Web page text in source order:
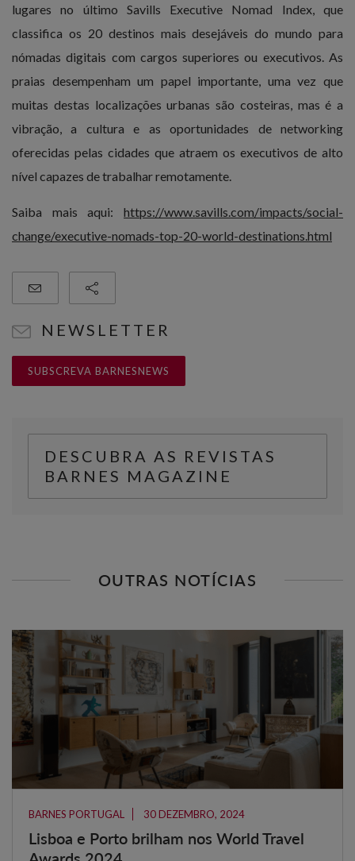
lugares no último Savills Executive Nomad Index, que
classifica os 20 destinos mais desejáveis do mundo para
nómadas digitais com cargos superiores ou executivos. As
praias desempenham um papel importante, uma vez que
muitas destas localizações urbanas são costeiras, mas é a
vibração, a cultura e as oportunidades de networking
oferecidas pelas cidades que atraem os executivos de alto
nível capazes de trabalhar remotamente.
Saiba mais aqui: https://www.savills.com/impacts/social-
change/executive-nomads-top-20-world-destinations.html
NEWSLETTER
SUBSCREVA BARNESNEWS
DESCUBRA AS REVISTAS
BARNES MAGAZINE
OUTRAS NOTÍCIAS
BARNES PORTUGAL 30 DEZEMBRO, 2024
Lisboa e Porto brilham nos World Travel